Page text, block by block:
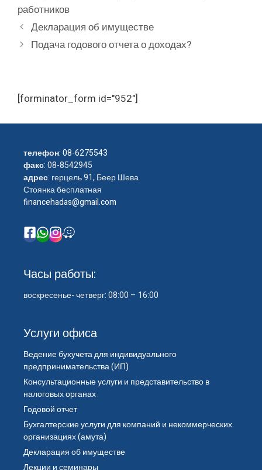
работников
Декларация об имуществе
Подача годового отчета о доходах?
[forminator_form id="952"]
телефон:08-6275543
факс: 08-8542945
адрес: герцель 91, Беер Шева
Стоянка бесплатная
financehadas@gmail.com
Часы работы:
воскресенье- четверг: 08:00 – 16:00
Услуги офиса
Ведение бухучета для индивидуального
предпринимательства (ИП)
Консультационные услуги и представительство в
налоговых органах
Годовой отчет
Бухгалтерские услуги для компаний и некоммерческих
организациях (амута)
Декларация об имуществе
Лекции и семинары